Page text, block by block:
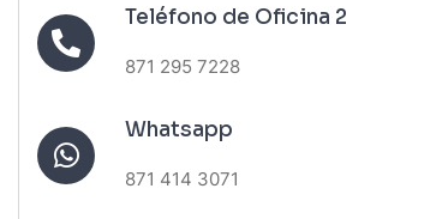
Teléfono de Oficina 2
871 295 7228
Whatsapp
871 414 3071